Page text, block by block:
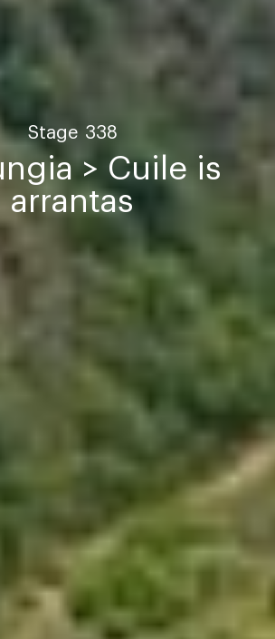
Stage 338
> Cuile is
arrantas